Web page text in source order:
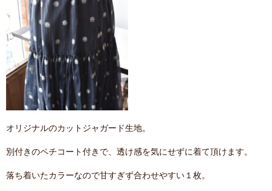
オリジナルのカットジャガード生地。
別付きのペチコート付きで、透け感を気にせずに着て頂けます。
落ち着いたカラーなので甘すぎず合わせやすい１枚。